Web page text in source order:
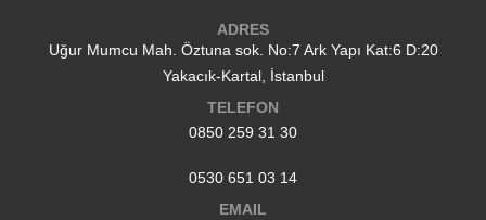
ADRES
Uğur Mumcu Mah. Öztuna sok. No:7 Ark Yapı Kat:6 D:20
Yakacık-Kartal, İstanbul
TELEFON
0850 259 31 30
0530 651 03 14
EMAIL